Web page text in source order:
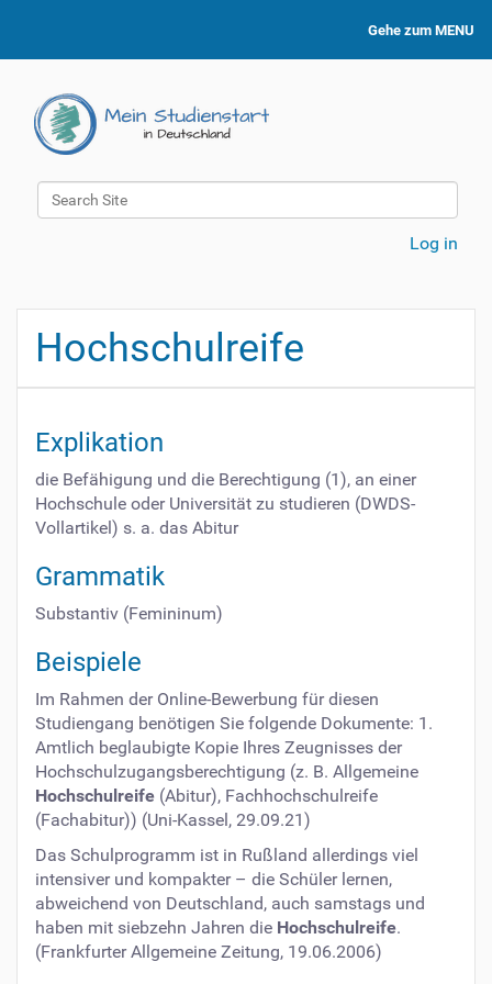
Gehe zum MENU
Search Site
Log in
Hochschulreife
Explikation
die Befähigung und die Berechtigung (1), an einer
Hochschule oder Universität zu studieren (DWDS-
Vollartikel) s. a. das Abitur
Grammatik
Substantiv (Femininum)
Beispiele
Im Rahmen der Online-Bewerbung für diesen
Studiengang benötigen Sie folgende Dokumente: 1.
Amtlich beglaubigte Kopie Ihres Zeugnisses der
Hochschulzugangsberechtigung (z. B. Allgemeine
Hochschulreife (Abitur), Fachhochschulreife
(Fachabitur)) (Uni-Kassel, 29.09.21)
Das Schulprogramm ist in Rußland allerdings viel
intensiver und kompakter – die Schüler lernen,
abweichend von Deutschland, auch samstags und
haben mit siebzehn Jahren die Hochschulreife.
(Frankfurter Allgemeine Zeitung, 19.06.2006)